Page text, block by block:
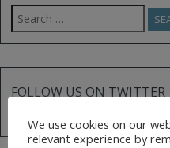
Search
for:
FOLLOW US ON TWITTER
Tweets by @AfGoesDigital
We use cookies on our
relevant experience by